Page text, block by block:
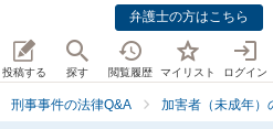
弁護士の方はこちら
投稿する 探す 閲覧履歴 マイリスト ログイン
刑事事件の法律Q&A 加害者（未成年）